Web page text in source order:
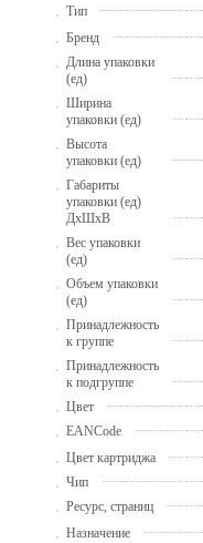
Тип
Бренд
Длина упаковки
(ед)
Ширина
упаковки (ед)
Высота
упаковки (ед)
Габариты
упаковки (ед)
ДхШхВ
Вес упаковки
(ед)
Объем упаковки
(ед)
Принадлежность
к группе
Принадлежность
к подгруппе
Цвет
EANCode
Цвет картриджа
Чип
Ресурс, страниц
Назначение